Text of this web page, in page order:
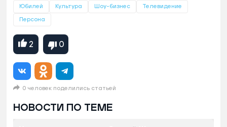
Юбилей Культура Шоу-бизнес Телевидение
Персона
2 0
0 человек поделились статьей
НОВОСТИ ПО ТЕМЕ